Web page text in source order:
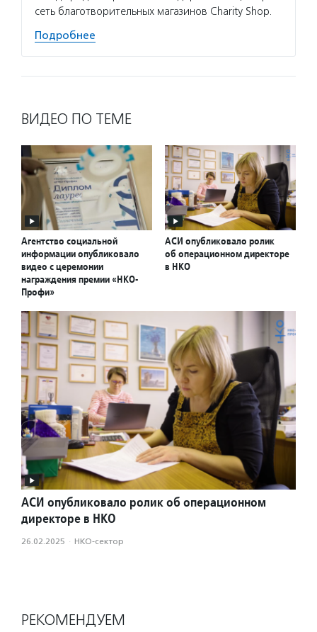
сеть благотворительных магазинов Charity Shop.
Подробнее
ВИДЕО ПО ТЕМЕ
Агентство социальной
информации опубликовало
видео с церемонии
награждения премии «НКО-
Профи»
АСИ опубликовало ролик
об операционном директоре
в НКО
АСИ опубликовало ролик об операционном
директоре в НКО
26.02.2025 · НКО-сектор
РЕКОМЕНДУЕМ